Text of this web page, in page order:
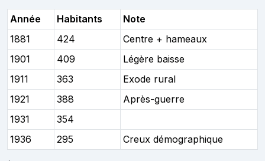
Année Habitants
Note
1881
424
Centre + hameaux
1901
409
Légère baisse
1911
363
Exode rural
1921
388
Après-guerre
1931
354
1936
295 Creux démographique